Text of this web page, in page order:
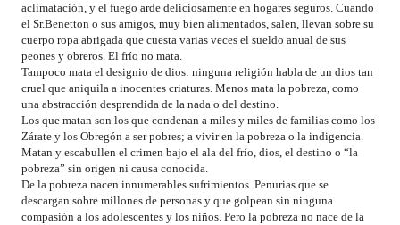
aclimatación, y el fuego arde deliciosamente en hogares seguros. Cuando
el Sr.Benetton o sus amigos, muy bien alimentados, salen, llevan sobre su
cuerpo ropa abrigada que cuesta varias veces el sueldo anual de sus
peones y obreros. El frío no mata.
Tampoco mata el designio de dios: ninguna religión habla de un dios tan
cruel que aniquila a inocentes criaturas. Menos mata la pobreza, como
una abstracción desprendida de la nada o del destino.
Los que matan son los que condenan a miles y miles de familias como los
Zárate y los Obregón a ser pobres; a vivir en la pobreza o la indigencia.
Matan y escabullen el crimen bajo el ala del frío, dios, el destino o “la
pobreza” sin origen ni causa conocida.
De la pobreza nacen innumerables sufrimientos. Penurias que se
descargan sobre millones de personas y que golpean sin ninguna
compasión a los adolescentes y los niños. Pero la pobreza no nace de la